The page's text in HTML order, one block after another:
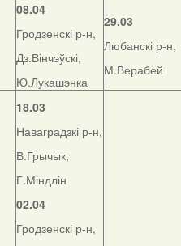
08.04
Гродзенскі р-н,
Дз.Вінчэўскі,
Ю.Лукашэнка
29.03
Любанскі р-н,
М.Верабей
18.03
Наваградзкі р-н,
В.Грычык,
Г.Міндлін
02.04
Гродзенскі р-н,